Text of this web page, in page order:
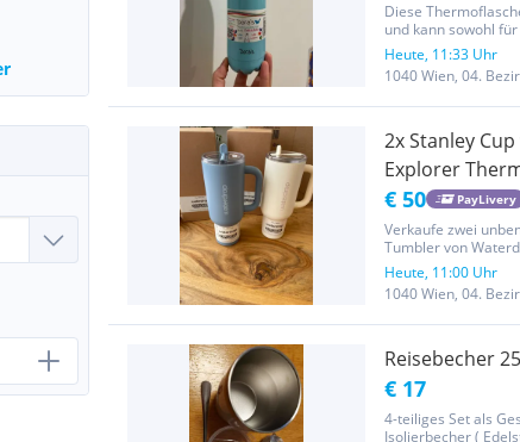
Diese
und kann sowohl
werden! Sie ist
Super-leicht zu
Heute, 11:33 Uhr
1040 Wien, 04.
2x Stanley
Explorer
€ 50 PayLivery
Verkaufe zwei
Tumbler von
siehe Fotos.
25€, auch einzeln
Heute, 11:00 Uhr
1040 Wien, 04.
Reisebecher
€ 17
4-teiliges Set als
Isolierbecher (